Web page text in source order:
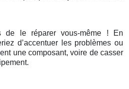
de le réparer vous-même ! En
d’accentuer les problèmes ou
une composant, voire de casser